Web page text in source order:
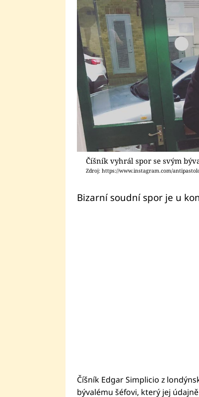
Číšník vyhrál spor se svým
Zdroj: https://www.instagram.com/
Bizarní soudní spor je u
Číšník Edgar Simplicio z
bývalému šéfovi, který jej